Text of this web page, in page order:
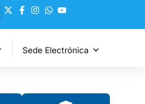
Sede Electrónica